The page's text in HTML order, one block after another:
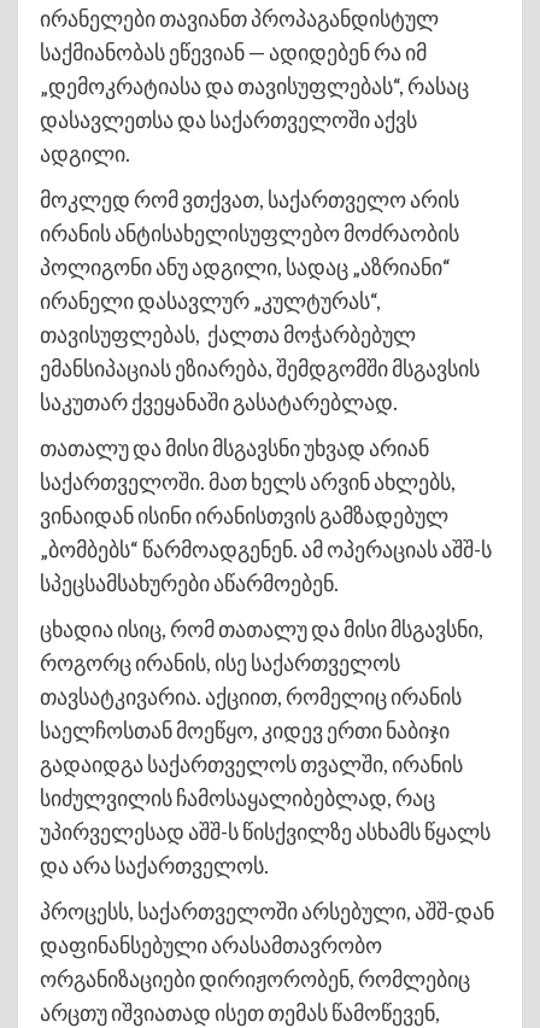
ირანელები თავიანთ პროპაგანდისტულ
საქმიანობას ეწევიან — ადიდებენ რა იმ
„დემოკრატიასა და თავისუფლებას“, რასაც
დასავლეთსა და საქართველოში აქვს
ადგილი.
მოკლედ რომ ვთქვათ, საქართველო არის
ირანის ანტისახელისუფლებო მოძრაობის
პოლიგონი ანუ ადგილი, სადაც „აზრიანი“
ირანელი დასავლურ „კულტურას“,
თავისუფლებას, ქალთა მოჭარბებულ
ემანსიპაციას ეზიარება, შემდგომში მსგავსის
საკუთარ ქვეყანაში გასატარებლად.
თათალუ და მისი მსგავსნი უხვად არიან
საქართველოში. მათ ხელს არვინ ახლებს,
ვინაიდან ისინი ირანისთვის გამზადებულ
„ბომბებს“ წარმოადგენენ. ამ ოპერაციას აშშ-ს
სპეცსამსახურები აწარმოებენ.
ცხადია ისიც, რომ თათალუ და მისი მსგავსნი,
როგორც ირანის, ისე საქართველოს
თავსატკივარია. აქციით, რომელიც ირანის
საელჩოსთან მოეწყო, კიდევ ერთი ნაბიჯი
გადაიდგა საქართველოს თვალში, ირანის
სიძულვილის ჩამოსაყალიბებლად, რაც
უპირველესად აშშ-ს წისქვილზე ასხამს წყალს
და არა საქართველოს.
პროცესს, საქართველოში არსებული, აშშ-დან
დაფინანსებული არასამთავრობო
ორგანიზაციები დირიჟორობენ, რომლებიც
არცთუ იშვიათად ისეთ თემას წამოწევენ,